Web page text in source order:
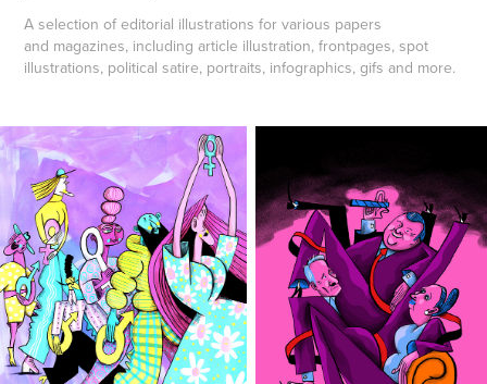
A selection of editorial illustrations for various papers
and magazines, including article illustration, frontpages, spot
illustrations, political satire, portraits, infographics, gifs and more.